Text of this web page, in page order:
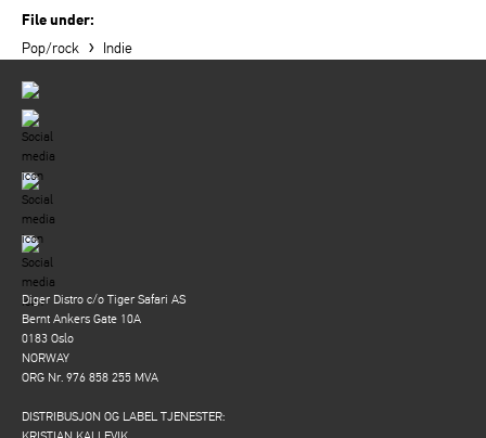
File under:
Pop/rock › Indie
Diger Distro c/o Tiger Safari AS
Bernt Ankers Gate 10A
0183 Oslo
NORWAY
ORG Nr. 976 858 255 MVA
DISTRIBUSJON OG LABEL TJENESTER: